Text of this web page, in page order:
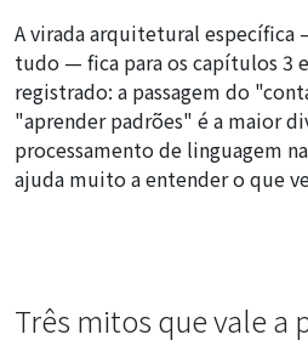
A virada arquitetural específica
tudo — fica para os capítulos 3
registrado: a passagem do
"aprender padrões" é a maior
processamento de linguagem
ajuda muito a entender o que
Três mitos que vale a